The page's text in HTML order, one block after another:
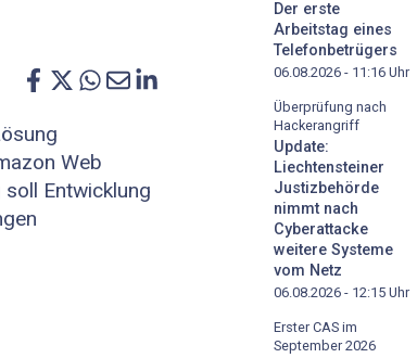
Web
Entwicklung
Der erste
Arbeitstag eines
Telefonbetrügers
06.08.2026 - 11:16 Uhr
Überprüfung nach
Hackerangriff
Update:
Liechtensteiner
Justizbehörde
nimmt nach
Cyberattacke
weitere Systeme
vom Netz
06.08.2026 - 12:15 Uhr
Erster CAS im
September 2026